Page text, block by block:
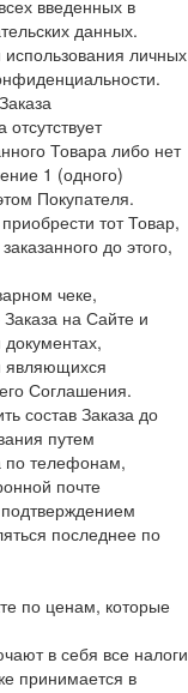
введенных в
данных.
личных
Товара либо нет
1 (одного)
Покупателя.
тот Товар,
до этого,
чеке,
на Сайте и
являющихся
Соглашения.
состав Заказа до
путем
по телефонам,
почте
последнее по
по ценам, которые
в себя все налоги
принимается в